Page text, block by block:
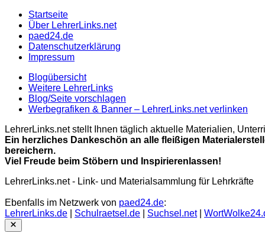
Startseite
Über LehrerLinks.net
paed24.de
Datenschutzerklärung
Impressum
Blogübersicht
Weitere LehrerLinks
Blog/Seite vorschlagen
Werbegrafiken & Banner – LehrerLinks.net verlinken
LehrerLinks.net stellt Ihnen täglich aktuelle Materialien,
Ein herzliches Dankeschön an alle fleißigen
bereichern.
Viel Freude beim Stöbern und Inspirierenlassen!
LehrerLinks.net - Link- und Materialsammlung für Lehrkräfte
Ebenfalls im Netzwerk von paed24.de:
LehrerLinks.de
Schulraetsel.de Suchsel.net|
Close